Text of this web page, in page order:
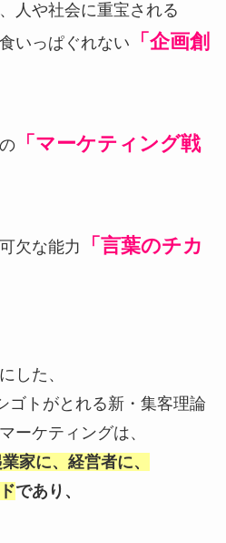
人や社会に重宝される
いっぱぐれない
「企画創
「マーケティング戦
欠な能力
「言葉のチカ
した、
ゴトがとれる新・集客理論
ーケティングは、
家に、経営者に、
であり、